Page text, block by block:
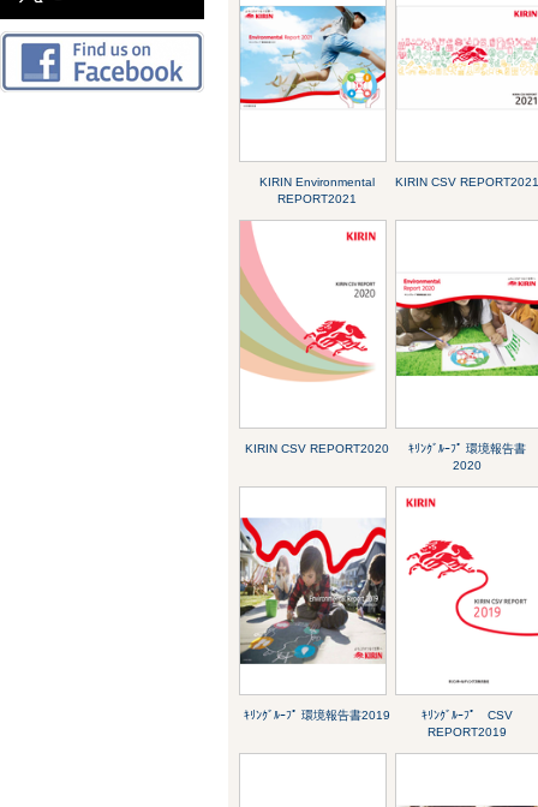
KIRIN Environmental
REPORT2021
KIRIN CSV
KIRIN CSV REPORT2020
ｷﾘﾝｸﾞﾙｰﾌﾟ 環境報告書
2020
ｷﾘﾝｸﾞﾙｰﾌﾟ 環境報告書2019
ｷﾘﾝｸﾞﾙｰﾌﾟ CSV
REPORT2019